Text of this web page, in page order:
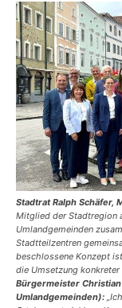
Stadtrat Ralph Schäfer,
Mitglied der Stadtregion
Umlandgemeinden
Stadtteilzentren
beschlossene Konzept
die Umsetzung konkreter
Bürgermeister
Umlandgemeinden):